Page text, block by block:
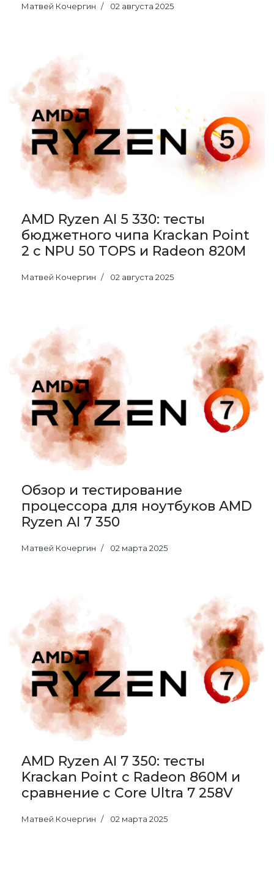
Матвей Кочергин 02 августа 2025
AMD Ryzen AI 5 330: тесты
бюджетного чипа Krackan Point
2 с NPU 50 TOPS и Radeon 820M
Матвей Кочергин 02 августа 2025
Обзор и тестирование
процессора для ноутбуков AMD
Ryzen AI 7 350
Матвей Кочергин 02 марта 2025
AMD Ryzen AI 7 350: тесты
Krackan Point с Radeon 860M и
сравнение с Core Ultra 7 258V
Матвей Кочергин 02 марта 2025